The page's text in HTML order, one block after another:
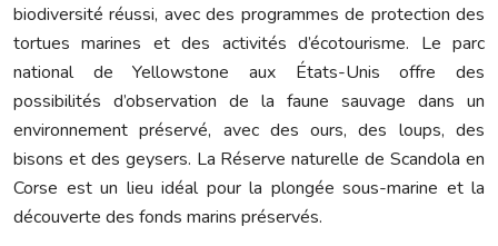
biodiversité réussi, avec des programmes de protection des
tortues marines et des activités d’écotourisme. Le parc
national de Yellowstone aux États-Unis offre des
possibilités d’observation de la faune sauvage dans un
environnement préservé, avec des ours, des loups, des
bisons et des geysers. La Réserve naturelle de Scandola en
Corse est un lieu idéal pour la plongée sous-marine et la
découverte des fonds marins préservés.